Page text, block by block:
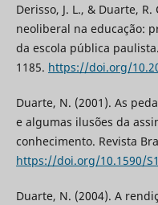
Derisso, J. L., & Duarte,
neoliberal na educação:
da escola pública
1185. https://doi.org/
Duarte, N. (2001). As
e algumas ilusões da
conhecimento. Revista
https://doi.org/10.1590/
Duarte, N. (2004). A